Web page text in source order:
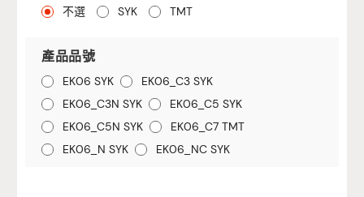
不選 SYK TMT
產品品號
EK06 SYK
EK06_C3 SYK
EK06_C3N SYK
EK06_C5 SYK
EK06_C5N SYK
EK06_C7 TMT
EK06_N SYK
EK06_NC SYK